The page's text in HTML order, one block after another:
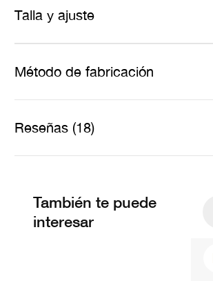
Talla y ajuste
Método de fabricación
Reseñas (18)
También te puede
interesar